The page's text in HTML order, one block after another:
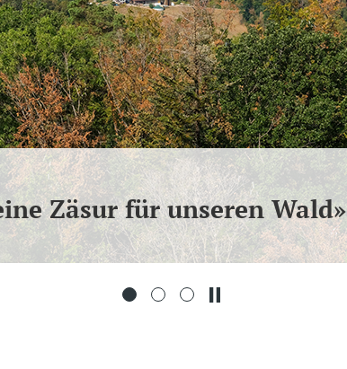
Zäsur für unseren Wald»